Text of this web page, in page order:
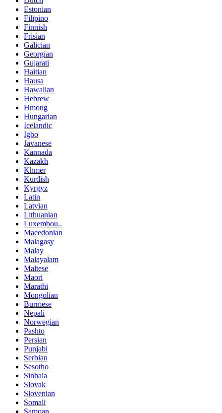
Estonian
Filipino
Finnish
Frisian
Galician
Georgian
Gujarati
Haitian
Hausa
Hawaiian
Hebrew
Hmong
Hungarian
Icelandic
Igbo
Javanese
Kannada
Kazakh
Khmer
Kurdish
Kyrgyz
Latin
Latvian
Lithuanian
Luxembou..
Macedonian
Malagasy
Malay
Malayalam
Maltese
Maori
Marathi
Mongolian
Burmese
Nepali
Norwegian
Pashto
Persian
Punjabi
Serbian
Sesotho
Sinhala
Slovak
Slovenian
Somali
Samoan